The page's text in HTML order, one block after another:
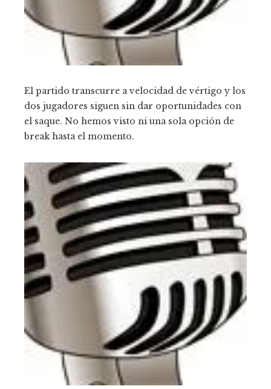
El partido transcurre a velocidad de vértigo y los
dos jugadores siguen sin dar oportunidades con
el saque. No hemos visto ni una sola opción de
break hasta el momento.